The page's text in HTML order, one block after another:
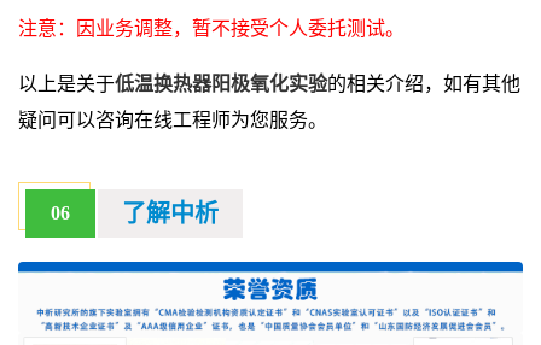
注意：因业务调整，暂不接受个人委托测试。
以上是关于低温换热器阳极氧化实验的相关介绍，如有其他
疑问可以咨询在线工程师为您服务。
06 了解中析